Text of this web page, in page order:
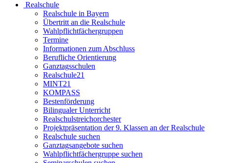
Realschule
Realschule in Bayern
Übertritt an die Realschule
Wahlpflichtfächergruppen
Termine
Informationen zum Abschluss
Berufliche Orientierung
Ganztagsschulen
Realschule21
MINT21
KOMPASS
Bestenförderung
Bilingualer Unterricht
Realschulstreichorchester
Projektpräsentation der 9. Klassen an der Realschule
Realschule suchen
Ganztagsangebote suchen
Wahlpflichtfächergruppe suchen